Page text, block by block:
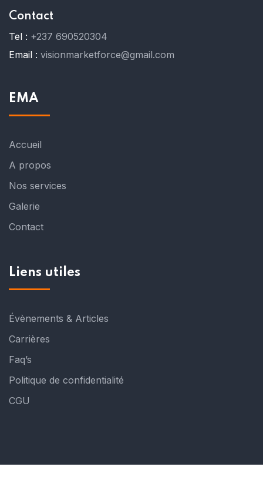
Contact
Tel : +237 690520304
Email : visionmarketforce@gmail.com
EMA
Accueil
A propos
Nos services
Galerie
Contact
Liens utiles
Évènements & Articles
Carrières
Faq’s
Politique de confidentialité
CGU